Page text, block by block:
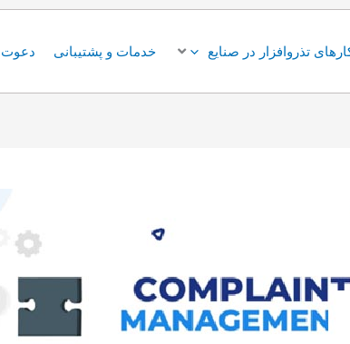
تذروافزار در صنایع خدمات و پشتیبانی دعوت